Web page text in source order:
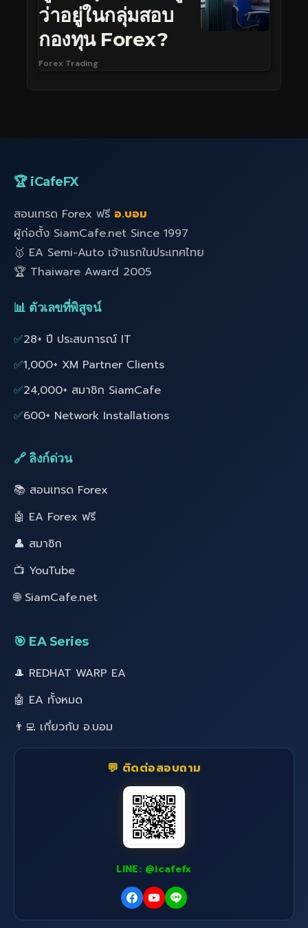
ว่าอยู่ในกลุ่มสอบ
กองทุน Forex?
Forex Trading
🏆 iCafeFX
สอนเทรด Forex ฟรี อ.บอม
ผู้ก่อตั้ง SiamCafe.net Since 1997
🥇 EA Semi-Auto เจ้าแรกในประเทศไทย
🏆 Thaiware Award 2005
📊 ตัวเลขที่พิสูจน์
✅28+ ปี ประสบการณ์ IT
✅1,000+ XM Partner Clients
✅24,000+ สมาชิก SiamCafe
✅600+ Network Installations
🔗 ลิงก์ด่วน
📚 สอนเทรด Forex
🤖 EA Forex ฟรี
👤 สมาชิก
📺 YouTube
🌐 SiamCafe.net
🎯 EA Series
🎩 REDHAT WARP EA
🤖 EA ทั้งหมด
👨‍💻 เกี่ยวกับ อ.บอม
💬 ติดต่อสอบถาม
LINE: @icafefx